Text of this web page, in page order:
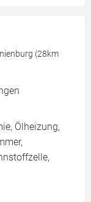
(28km
Ölheizung,